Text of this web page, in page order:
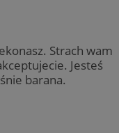
Strach wam
Jesteś
barana.